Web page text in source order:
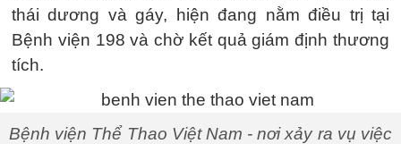
thái dương và gáy, hiện đang nằm điều trị tại
Bệnh viện 198 và chờ kết quả giám định thương
tích.
Bệnh viện Thể Thao Việt Nam - nơi xảy ra vụ việc